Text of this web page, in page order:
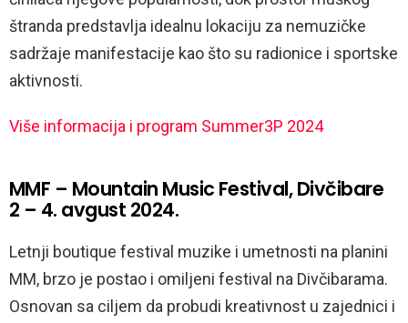
štranda predstavlja idealnu lokaciju za nemuzičke
sadržaje manifestacije kao što su radionice i sportske
aktivnosti.
Više informacija i program Summer3P 2024
MMF – Mountain Music Festival, Divčibare
2 – 4. avgust 2024.
Letnji boutique festival muzike i umetnosti na planini
MM, brzo je postao i omiljeni festival na Divčibarama.
Osnovan sa ciljem da probudi kreativnost u zajednici i